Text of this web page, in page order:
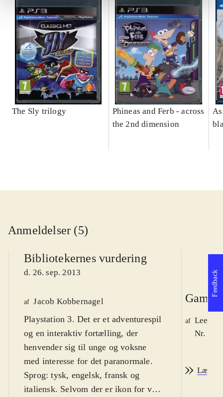
The Sly trilogy
Phineas and Ferb - across
the 2nd dimension
Anmeldelser (5)
Bibliotekernes vurdering
d. 26. sep. 2013
af Jacob Kobbernagel
Playstation 3. Det er et adventurespil
og en interaktiv fortælling, der
henvender sig til unge og voksne
med interesse for det paranormale.
Sprog: tysk, engelsk, fransk og
italiensk. Selvom der er ikon for vold
Game
af Lee
Nr.
Læs
Feedback